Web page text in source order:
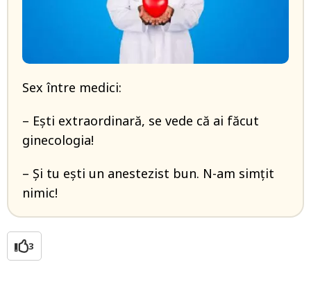
Sex între medici:
– Ești extraordinară, se vede că ai făcut
ginecologia!
– Și tu ești un anestezist bun. N-am simțit
nimic!
3